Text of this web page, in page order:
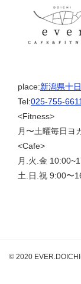
place:新潟県十
Tel:025-755-6611
<Fitness>
月〜土曜毎日ヨ
<Cafe>
月.火.金
土.日.祝 9:00〜
© 2020